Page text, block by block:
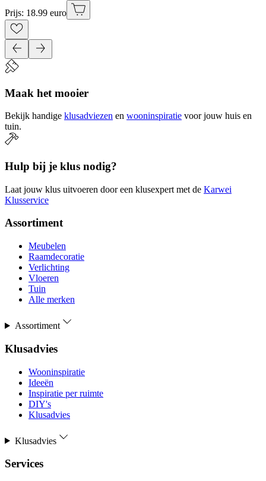
Prijs: 18.99 euro
Maak het mooier
Bekijk handige klusadviezen en wooninspiratie voor jouw huis en
tuin.
Hulp bij je klus nodig?
Laat jouw klus uitvoeren door een klusexpert met de Karwei
Klusservice
Assortiment
Meubelen
Raamdecoratie
Verlichting
Vloeren
Tuin
Alle merken
Assortiment
Klusadvies
Wooninspiratie
Ideeën
Inspiratie per ruimte
DIY's
Klusadvies
Klusadvies
Services